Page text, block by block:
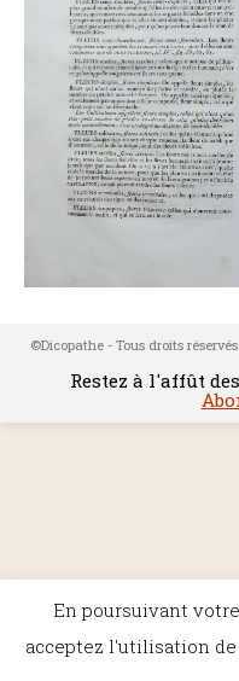
©Dicopathe - Tous droits
Restez à l'affût
En poursuivant
acceptez l'utilisation de